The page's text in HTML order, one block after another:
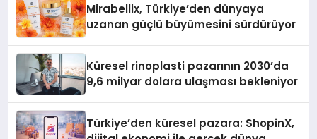
Mirabellix, Türkiye’den dünyaya
uzanan güçlü büyümesini sürdürüyor
Küresel rinoplasti pazarının 2030’da
9,6 milyar dolara ulaşması bekleniyor
Türkiye’den küresel pazara: ShopinX,